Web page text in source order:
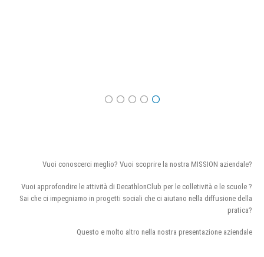
Vuoi conoscerci meglio? Vuoi scoprire la nostra MISSION aziendale?
Vuoi approfondire le attività di DecathlonClub per le colletività e le scuole ?
Sai che ci impegniamo in progetti sociali che ci aiutano nella diffusione della
pratica?
Questo e molto altro nella nostra presentazione aziendale